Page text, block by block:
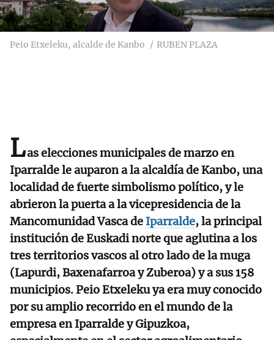
Peio Etxeleku, alcalde de Kanbo RUBEN PLAZA
Las elecciones municipales de marzo en
Iparralde le auparon a la alcaldía de Kanbo, una
localidad de fuerte simbolismo político, y le
abrieron la puerta a la vicepresidencia de la
Mancomunidad Vasca de Iparralde, la principal
institución de Euskadi norte que aglutina a los
tres territorios vascos al otro lado de la muga
(Lapurdi, Baxenafarroa y Zuberoa) y a sus 158
municipios. Peio Etxeleku ya era muy conocido
por su amplio recorrido en el mundo de la
empresa en Iparralde y Gipuzkoa,